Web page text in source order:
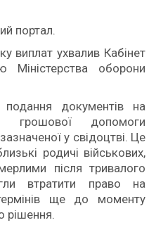
портал.
виплат ухвалив Кабінет
Міністерства оборони
подання документів на
грошової допомоги
у свідоцтві. Це
родичі військових,
після тривалого
втратити право на
ще до моменту
рішення.